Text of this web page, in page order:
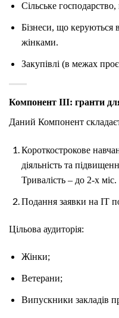
Сільське господарство,
Бізнеси, що керуються
жінками.
Закупівлі (в межах
Компонент ІІІ: гранти
Даний Компонент
Короткострокове
діяльність та
Тривалість – до 2-х міс.
Подання заявки на ІТ
Цільова аудиторія:
Жінки;
Ветерани;
Випускники закладів